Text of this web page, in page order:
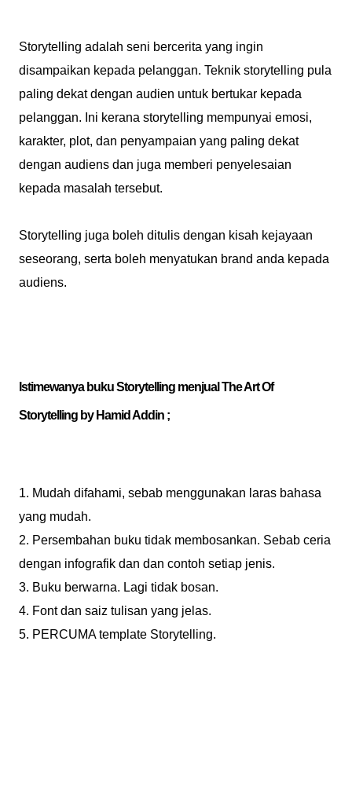
Storytelling adalah seni bercerita yang ingin
disampaikan kepada pelanggan. Teknik storytelling pula
paling dekat dengan audien untuk bertukar kepada
pelanggan. Ini kerana storytelling mempunyai emosi,
karakter, plot, dan penyampaian yang paling dekat
dengan audiens dan juga memberi penyelesaian
kepada masalah tersebut.
Storytelling juga boleh ditulis dengan kisah kejayaan
seseorang, serta boleh menyatukan brand anda kepada
audiens.
Istimewanya buku Storytelling menjual The Art Of
Storytelling by Hamid Addin ;
1. Mudah difahami, sebab menggunakan laras bahasa
yang mudah.
2. Persembahan buku tidak membosankan. Sebab ceria
dengan infografik dan dan contoh setiap jenis.
3. Buku berwarna. Lagi tidak bosan.
4. Font dan saiz tulisan yang jelas.
5. PERCUMA template Storytelling.